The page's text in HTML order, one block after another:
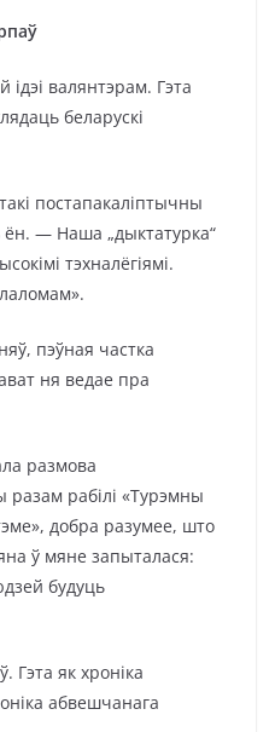
валянтэрам. Гэта
беларускі
постапакаліптычны
— Наша „дыктатурка“
тэхналёгіямі.
пэўная частка
ня ведае пра
размова
рабілі «Турэмны
добра разумее, што
ў мяне запыталася:
будуць
Гэта як хроніка
абвешчанага